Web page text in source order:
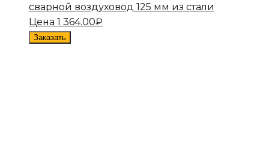
сварной воздуховод 125 мм из стали
Цена 1 364.00₽
Заказать